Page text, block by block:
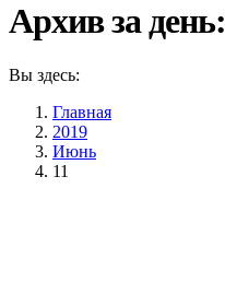
Архив за день:
Вы здесь:
Главная
2019
Июнь
11